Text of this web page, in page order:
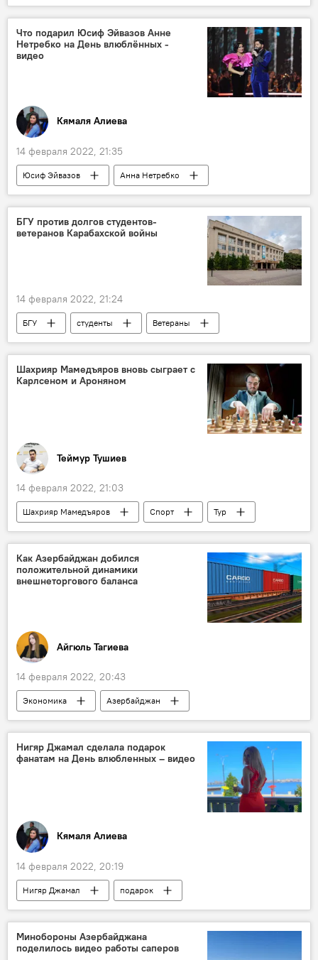
Генеральная прокуратура АР
Хачмазский район
Губинский район
Песок
Хищения
Происшествия
Экономика
Что подарил Юсиф Эйвазов Анне
Нетребко на День влюблённых -
видео
Кямаля Алиева
14 февраля 2022, 21:35
Юсиф Эйвазов
Анна Нетребко
подарок
ЖИЗНЬ
песня
Культура
День влюбленных
День Святого Валентина
БГУ против долгов студентов-
ветеранов Карабахской войны
14 февраля 2022, 21:24
БГУ студенты
Ветераны
Карабах
война
долги
ЖИЗНЬ
Шахрияр Мамедъяров вновь сыграет с
Карлсеном и Ароняном
Теймур Тушиев
14 февраля 2022, 21:03
Шахрияр Мамедъяров Спорт
Тур
чемпион
Шахматы
Гроссмейстер
Магнус Карлсен
Левон Аронян
Мир
Как Азербайджан добился
положительной динамики
внешнеторгового баланса
Айгюль Тагиева
14 февраля 2022, 20:43
Экономика
Азербайджан
Внешняя торговля
экспорт
импорт
импорт
Нигяр Джамал сделала подарок
фанатам на День влюбленных – видео
Кямаля Алиева
14 февраля 2022, 20:19
Нигяр Джамал
подарок
День влюбленных
День Святого Валентина
Культура
песня
Минобороны Азербайджана
поделилось видео работы саперов